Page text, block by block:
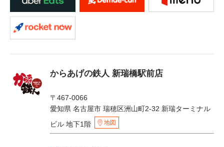
からあげの鉄人 新瑞橋駅前店
〒467-0066
愛知県 名古屋市 瑞穂区洲山町2-32 新瑞ターミナル
ビル 地下1階
地図